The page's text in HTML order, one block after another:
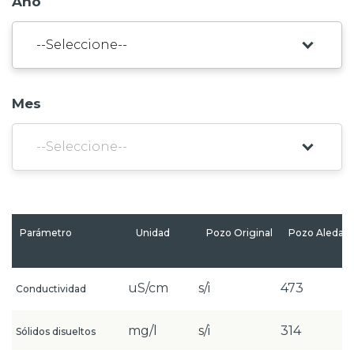
Mes
Parámetro Unidad Pozo Original Pozo
Conductividad uS/cm s/i 473
Sólidos disueltos mg/l s/i 314